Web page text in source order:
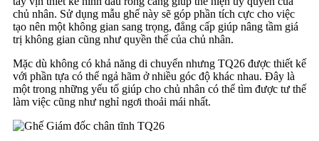
chủ nhân. Sử dụng mẫu ghế này sẽ góp phần tích cực cho việc
tạo nên một không gian sang trọng, đẳng cấp giúp nâng tầm giá
trị không gian cũng như quyền thế của chủ nhân.
Mặc dù không có khả năng di chuyển nhưng TQ26 được thiết kế
với phần tựa có thể ngả hãm ở nhiều góc độ khác nhau. Đây là
một trong những yếu tố giúp cho chủ nhân có thể tìm được tư thế
làm việc cũng như nghỉ ngơi thoải mái nhất.